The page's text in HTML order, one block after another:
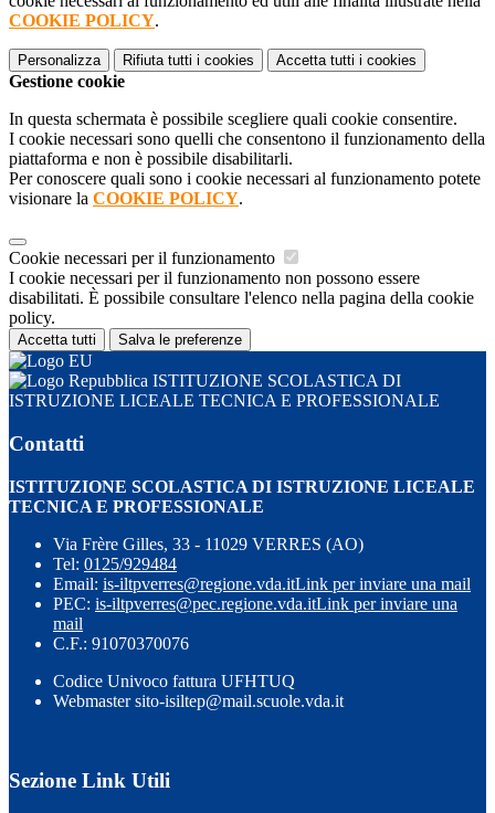
COOKIE POLICY.
Personalizza Rifiuta tutti i cookies Accetta tutti i cookies
Gestione cookie
In questa schermata è possibile scegliere quali cookie consentire.
I cookie necessari sono quelli che consentono il funzionamento della
piattaforma e non è possibile disabilitarli.
Per conoscere quali sono i cookie necessari al funzionamento potete
visionare la COOKIE POLICY.
Cookie necessari per il funzionamento
I cookie necessari per il funzionamento non possono essere
disabilitati. È possibile consultare l'elenco nella pagina della cookie
policy.
Accetta tutti Salva le preferenze
ISTITUZIONE SCOLASTICA DI
ISTRUZIONE LICEALE TECNICA E PROFESSIONALE
Contatti
ISTITUZIONE SCOLASTICA DI ISTRUZIONE LICEALE
TECNICA E PROFESSIONALE
Via Frère Gilles, 33 - 11029 VERRES (AO)
Tel: 0125/929484
Email: is-iltpverres@regione.vda.itLink per inviare una mail
PEC: is-iltpverres@pec.regione.vda.itLink per inviare una
mail
C.F.: 91070370076
Codice Univoco fattura UFHTUQ
Webmaster sito-isiltep@mail.scuole.vda.it
Sezione Link Utili